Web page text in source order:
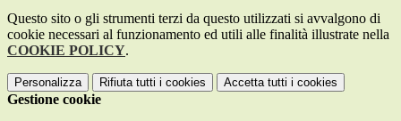
Questo sito o gli strumenti terzi da questo utilizzati si avvalgono di
cookie necessari al funzionamento ed utili alle finalità illustrate nella
COOKIE POLICY.
Personalizza Rifiuta tutti i cookies Accetta tutti i cookies
Gestione cookie